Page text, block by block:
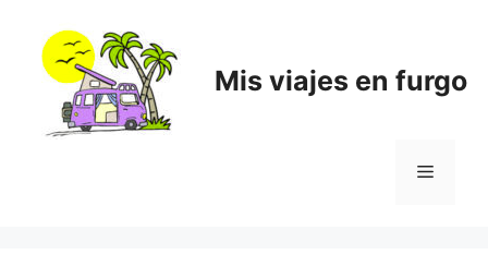
contenido
Mis viajes en furgo
Menú